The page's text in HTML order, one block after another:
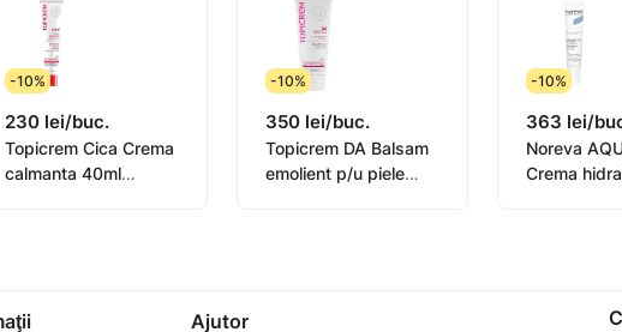
-10%
230 lei/buc.
Topicrem Cica Crema
calmanta 40ml
-10%
350 lei/buc.
Topicrem DA Balsam
emolient p/u piele
-10%
363 lei/
Noreva
Crema
Ajutor